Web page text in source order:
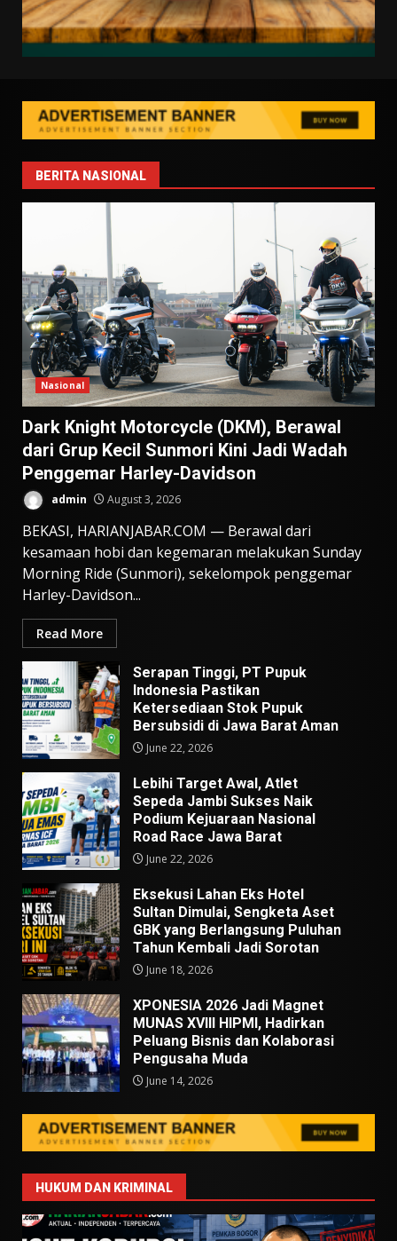
BERITA NASIONAL
Nasional
Dark Knight Motorcycle (DKM), Berawal
dari Grup Kecil Sunmori Kini Jadi Wadah
Penggemar Harley-Davidson
admin August 3, 2026
BEKASI, HARIANJABAR.COM — Berawal dari
kesamaan hobi dan kegemaran melakukan Sunday
Morning Ride (Sunmori), sekelompok penggemar
Harley-Davidson...
Read More
Serapan Tinggi, PT Pupuk
Indonesia Pastikan
Ketersediaan Stok Pupuk
Bersubsidi di Jawa Barat Aman
June 22, 2026
Lebihi Target Awal, Atlet
Sepeda Jambi Sukses Naik
Podium Kejuaraan Nasional
Road Race Jawa Barat
June 22, 2026
Eksekusi Lahan Eks Hotel
Sultan Dimulai, Sengketa Aset
GBK yang Berlangsung Puluhan
Tahun Kembali Jadi Sorotan
June 18, 2026
XPONESIA 2026 Jadi Magnet
MUNAS XVIII HIPMI, Hadirkan
Peluang Bisnis dan Kolaborasi
Pengusaha Muda
June 14, 2026
HUKUM DAN KRIMINAL